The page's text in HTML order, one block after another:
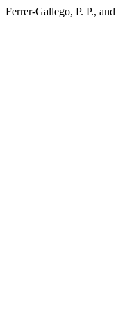
Ferrer-Gallego, P. P.,